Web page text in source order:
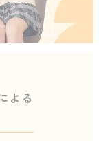
よる